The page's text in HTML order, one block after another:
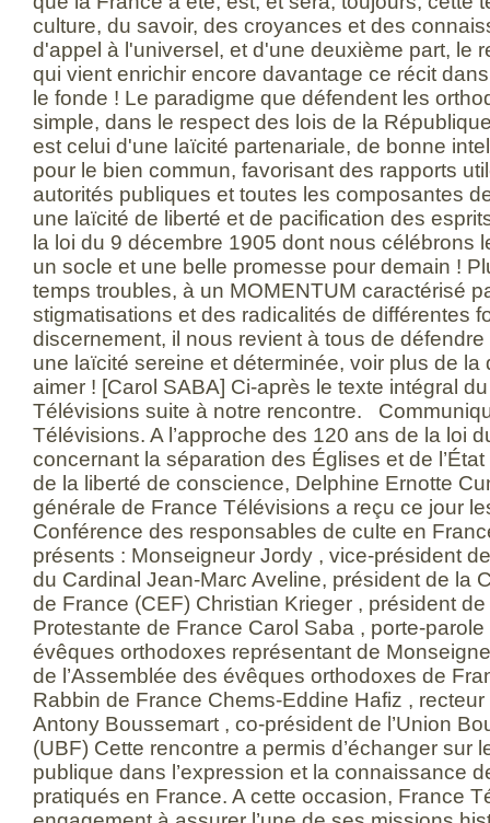
culture, du savoir, des croyances et des
d'appel à l'universel, et d'une deuxième part, le
qui vient enrichir encore davantage ce récit
le fonde ! Le paradigme que défendent les
simple, dans le respect des lois de la
est celui d'une laïcité partenariale, de bonne
pour le bien commun, favorisant des rapports
autorités publiques et toutes les composantes
une laïcité de liberté et de pacification des
la loi du 9 décembre 1905 dont nous célébrons
un socle et une belle promesse pour demain !
temps troubles, à un MOMENTUM caractérisé
stigmatisations et des radicalités de différentes
discernement, il nous revient à tous de
une laïcité sereine et déterminée, voir plus de la
aimer ! [Carol SABA] Ci-après le texte intégral
Télévisions suite à notre rencontre.
Télévisions. A l’approche des 120 ans de la loi
concernant la séparation des Églises et de
de la liberté de conscience, Delphine Ernotte
générale de France Télévisions a reçu ce jour
Conférence des responsables de culte en
présents : Monseigneur Jordy , vice-président
du Cardinal Jean-Marc Aveline, président de la
de France (CEF) Christian Krieger , président
Protestante de France Carol Saba , porte-parole
évêques orthodoxes représentant de
de l’Assemblée des évêques orthodoxes de
Rabbin de France Chems-Eddine Hafiz ,
Antony Boussemart , co-président de l’Union
(UBF) Cette rencontre a permis d’échanger sur
publique dans l’expression et la connaissance
pratiqués en France. A cette occasion, France